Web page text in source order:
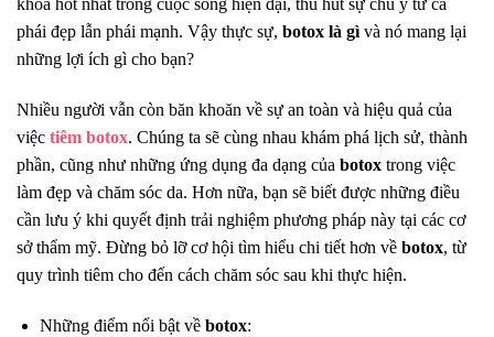
khóa hot nhất trong cuộc sống hiện đại, thu hút sự chú ý từ cả
phái đẹp lẫn phái mạnh. Vậy thực sự, botox là gìvà nó mang lại
những lợi ích gì cho bạn?
Nhiều người vẫn còn băn khoăn về sự an toàn và hiệu quả của
việc tiêm botox. Chúng ta sẽ cùng nhau khám phá lịch sử, thành
phần, cũng như những ứng dụng đa dạng của botox trong việc
làm đẹp và chăm sóc da. Hơn nữa, bạn sẽ biết được những điều
cần lưu ý khi quyết định trải nghiệm phương pháp này tại các cơ
sở thẩm mỹ. Đừng bỏ lỡ cơ hội tìm hiểu chi tiết hơn về botox, từ
quy trình tiêm cho đến cách chăm sóc sau khi thực hiện.
Những điểm nổi bật về botox: